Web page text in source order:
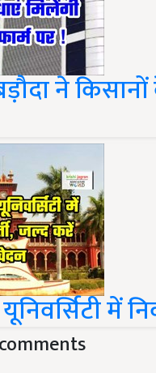
ने किसानों
यूनिवर्सिटी